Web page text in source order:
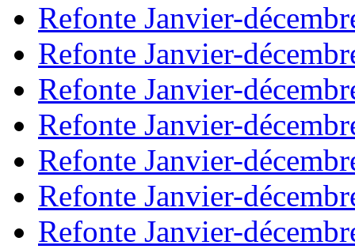
Refonte Janvier-
Refonte Janvier-
Refonte Janvier-
Refonte Janvier-
Refonte Janvier-
Refonte Janvier-
Refonte Janvier-